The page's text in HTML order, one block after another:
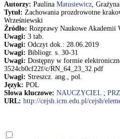
Autorzy: Paulina Matusiewicz, Grażyna
Tytuł: Zachowania prozdrowotne
Wrześniewski
Źródło: Rozprawy Naukowe Akademii
Uwagi: 3 tab.
Uwagi: Odczyt dok.: 28.06.2019
Uwagi: Bibliogr. s. 30-31
Uwagi: Dostępny w formie
3524cb0cf22f/c/RN_64_23_32.pdf
Uwagi: Streszcz. ang., pol.
Język: POL
Słowa kluczowe: NAUCZYCIEL ;
URL: http://cejsh.icm.edu.pl/cejsh/